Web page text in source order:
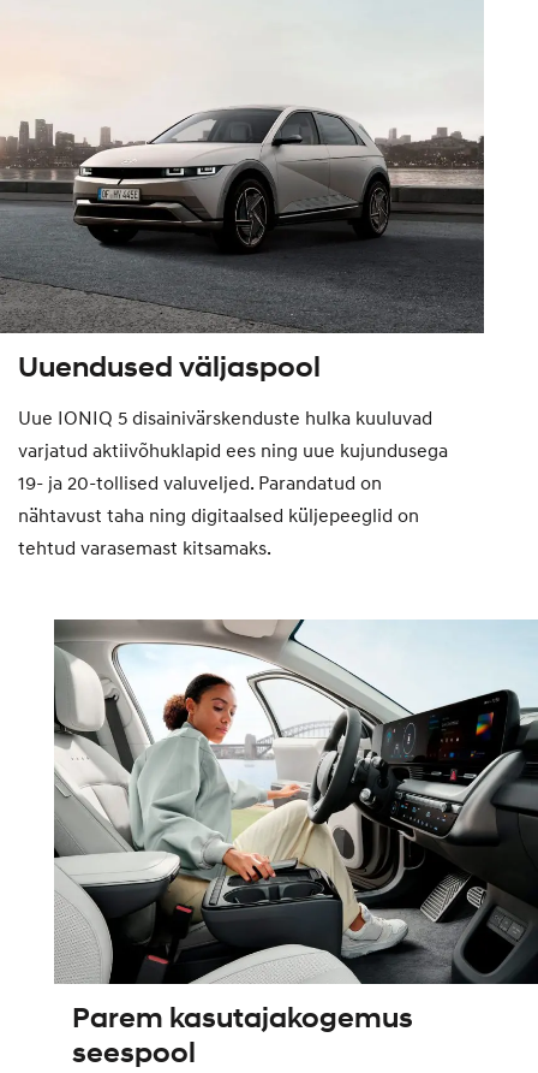
Uuendused väljaspool
Uue IONIQ 5 disainivärskenduste hulka kuuluvad
varjatud aktiivõhuklapid ees ning uue kujundusega
19- ja 20-tollised valuveljed. Parandatud on
nähtavust taha ning digitaalsed küljepeeglid on
tehtud varasemast kitsamaks.
Parem kasutajakogemus
seespool